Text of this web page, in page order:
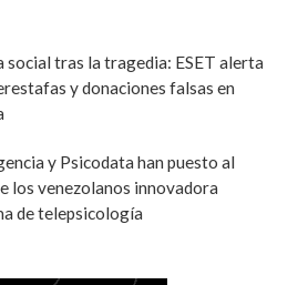
social tras la tragedia: ESET alerta
y donaciones falsas en
y Psicodata han puesto al
los venezolanos innovadora
de telepsicología